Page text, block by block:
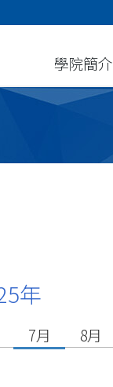
學院簡介
年
7月 8月